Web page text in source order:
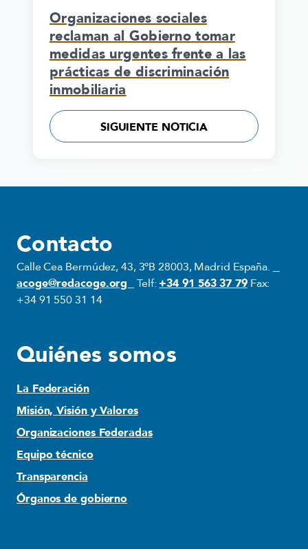
Organizaciones sociales
reclaman al Gobierno tomar
medidas urgentes frente a las
prácticas de discriminación
inmobiliaria
SIGUIENTE NOTICIA
Contacto
Calle Cea Bermúdez, 43, 3ºB 28003, Madrid España.
acoge@redacoge.org
Telf: +34 91 563 37 79Fax:
+34 91 550 31 14
Quiénes somos
La Federación
Misión, Visión y Valores
Organizaciones Federadas
Equipo técnico
Transparencia
Órganos de gobierno